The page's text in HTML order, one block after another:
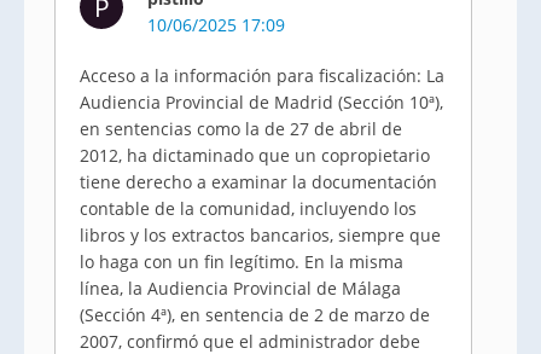
P
10/06/2025 17:09
Acceso a la información para fiscalización: La
Audiencia Provincial de Madrid (Sección 10ª),
en sentencias como la de 27 de abril de
2012, ha dictaminado que un copropietario
tiene derecho a examinar la documentación
contable de la comunidad, incluyendo los
libros y los extractos bancarios, siempre que
lo haga con un fin legítimo. En la misma
línea, la Audiencia Provincial de Málaga
(Sección 4ª), en sentencia de 2 de marzo de
2007, confirmó que el administrador debe